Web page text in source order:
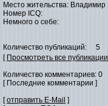
Место жительства: Владимир
Номер ICQ:
Немного о себе:
Количество публикаций: 5
[ Просмотреть все публикации
Количество комментариев: 0
[ Последние комментарии ]
[отправить E-Mail ]